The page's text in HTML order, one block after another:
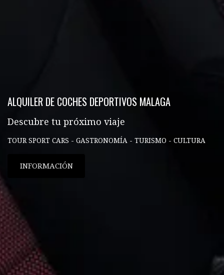
ALQUILER DE COCHES DEPORTIVOS MALAGA
Descubre tu próximo viaje
TOUR SPORT CARS - GASTRONOMÍA - TURISMO - CULTURA
INFORMACIÓN